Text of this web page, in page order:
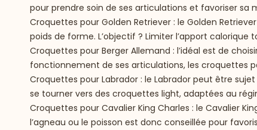
pour prendre soin de ses articulations et favoriser sa
Croquettes pour Golden Retriever : le Golden
poids de forme. L’objectif ? Limiter l’apport
Croquettes pour Berger Allemand : l’idéal est de
fonctionnement de ses articulations, les croquettes
Croquettes pour Labrador : le Labrador peut être
se tourner vers des croquettes light, adaptées au
Croquettes pour Cavalier King Charles : le Cavalier
l’agneau ou le poisson est donc conseillée pour